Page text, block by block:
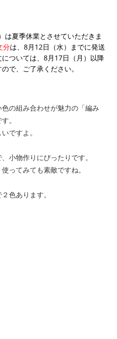
は夏季休業とさせていただきま
分は、8月12日（水）までに発送
ついては、8月17日（月）以降
で、ご了承ください。
の組み合わせが魅力の「編み
。
ですよ。
小物作りにぴったりです。
ってみても素敵ですね。
色あります。